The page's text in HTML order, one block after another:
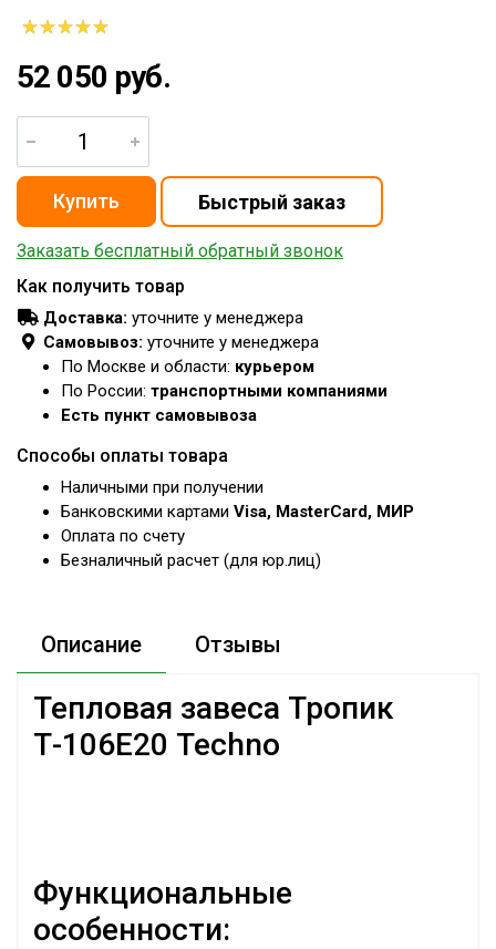
52 050 руб.
Заказать бесплатный обратный звонок
Как получить товар
Доставка: уточните у менеджера
Самовывоз: уточните у менеджера
По Москве и области: курьером
По России: транспортными компаниями
Есть пункт самовывоза
Способы оплаты товара
Наличными при получении
Банковскими картами Visa, MasterCard, МИР
Оплата по счету
Безналичный расчет (для юр.лиц)
Описание Отзывы
Тепловая завеса Тропик
Т-106Е20 Techno
Функциональные
особенности: